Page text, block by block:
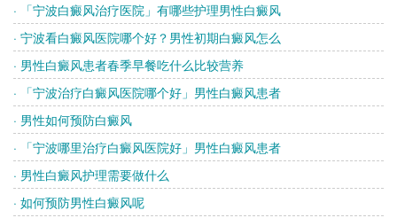
· 「宁波白癜风治疗医院」有哪些护理男性白癜风
· 宁波看白癜风医院哪个好？男性初期白癜风怎么
· 男性白癜风患者春季早餐吃什么比较营养
· 「宁波治疗白癜风医院哪个好」男性白癜风患者
· 男性如何预防白癜风
· 「宁波哪里治疗白癜风医院好」男性白癜风患者
· 男性白癜风护理需要做什么
· 如何预防男性白癜风呢